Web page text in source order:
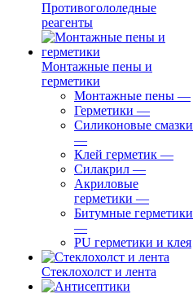
Противогололедные
реагенты
Монтажные пены и
герметики
Монтажные пены —
Герметики —
Силиконовые смазки
—
Клей герметик —
Силакрил —
Акриловые
герметики —
Битумные герметики
—
PU герметики и клея
Стеклохолст и лента